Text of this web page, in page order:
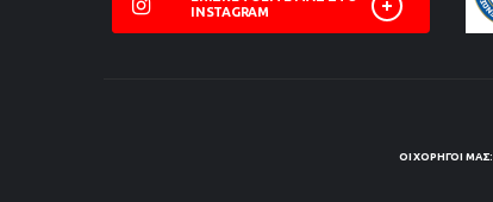
INSTAGRAM
ΟΙ ΧΟΡΗΓΟΊ ΜΑΣ: